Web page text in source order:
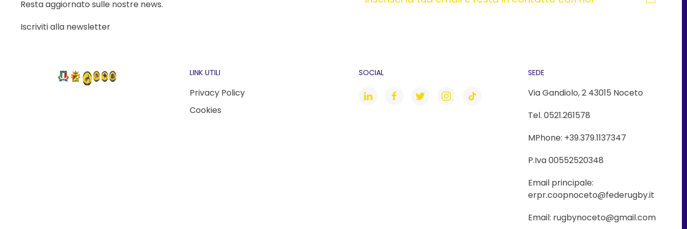
Resta aggiornato sulle nostre news.
Iscriviti alla newsletter
LINK UTILI
Privacy Policy
Cookies
SOCIAL SEDE
Via Gandiolo, 2 43015 Noceto
Tel. 0521.261578
MPhone: +39.379.1137347
P.Iva 00552520348
Email principale:
erpr.coopnoceto@federugby.it
Email: rugbynoceto@gmail.com